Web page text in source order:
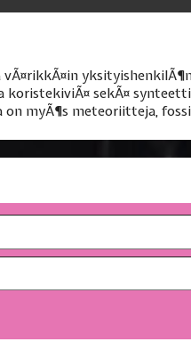
sekÃ¤
myÃ¶s meteoriitteja,